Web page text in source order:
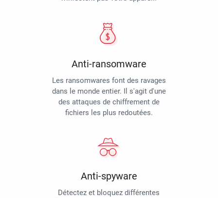
Anti-ransomware
Les ransomwares font des ravages
dans le monde entier. Il s'agit d'une
des attaques de chiffrement de
fichiers les plus redoutées.
Anti-spyware
Détectez et bloquez différentes